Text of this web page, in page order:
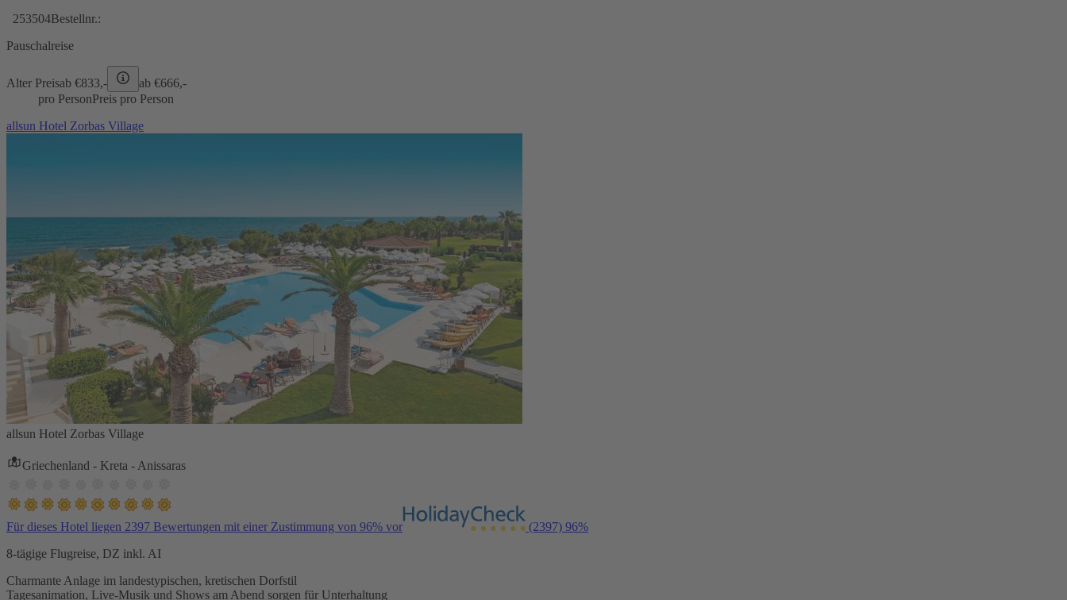
253504Bestellnr.:
Pauschalreise
Alter Preisab €833,- ab €666,-
pro PersonPreis pro Person
allsun Hotel Zorbas Village
allsun Hotel Zorbas Village
Griechenland - Kreta - Anissaras
Für dieses Hotel liegen 2397 Bewertungen mit einer Zustimmung von 96% vor (2397) 96%
8-tägige Flugreise, DZ inkl. AI
Charmante Anlage im landestypischen, kretischen Dorfstil
Tagesanimation, Live-Musik und Shows am Abend sorgen für Unterhaltung